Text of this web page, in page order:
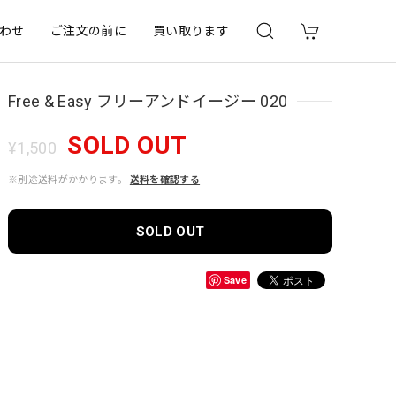
せ ご注文の前に 買い取ります
Free & Easy フリーアンドイージー 020
¥1,500 SOLD OUT
※別途送料がかかります。 送料を確認する
SOLD OUT
Save